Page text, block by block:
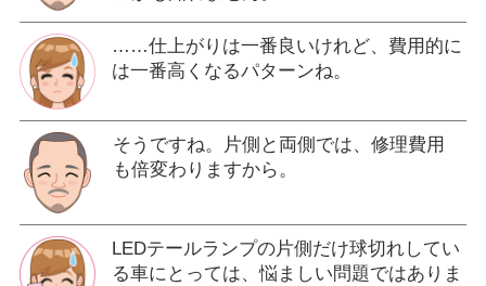
……仕上がりは一番良いけれど、費用的に
は一番高くなるパターンね。
そうですね。片側と両側では、修理費用
も倍変わりますから。
LEDテールランプの片側だけ球切れしてい
る車にとっては、悩ましい問題ではありま